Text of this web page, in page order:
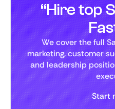
“Hire top
We cover the full
marketing, customer
and leadership
Start